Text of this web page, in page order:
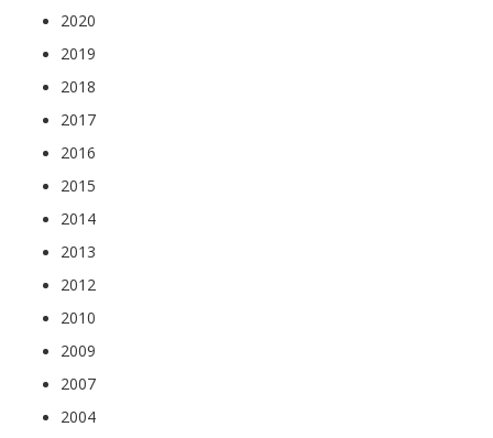
2020
2019
2018
2017
2016
2015
2014
2013
2012
2010
2009
2007
2004